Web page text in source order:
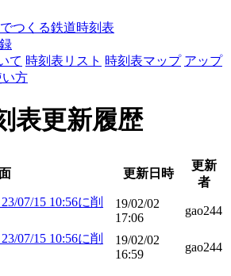
つくる鉄道時刻表
て 時刻表リスト 時刻表マップ アップ
い方
表更新履歴
更新日時
更新
者
07/15 10:56に削
19/02/02
17:06
gao244
07/15 10:56に削
19/02/02
16:59
gao244